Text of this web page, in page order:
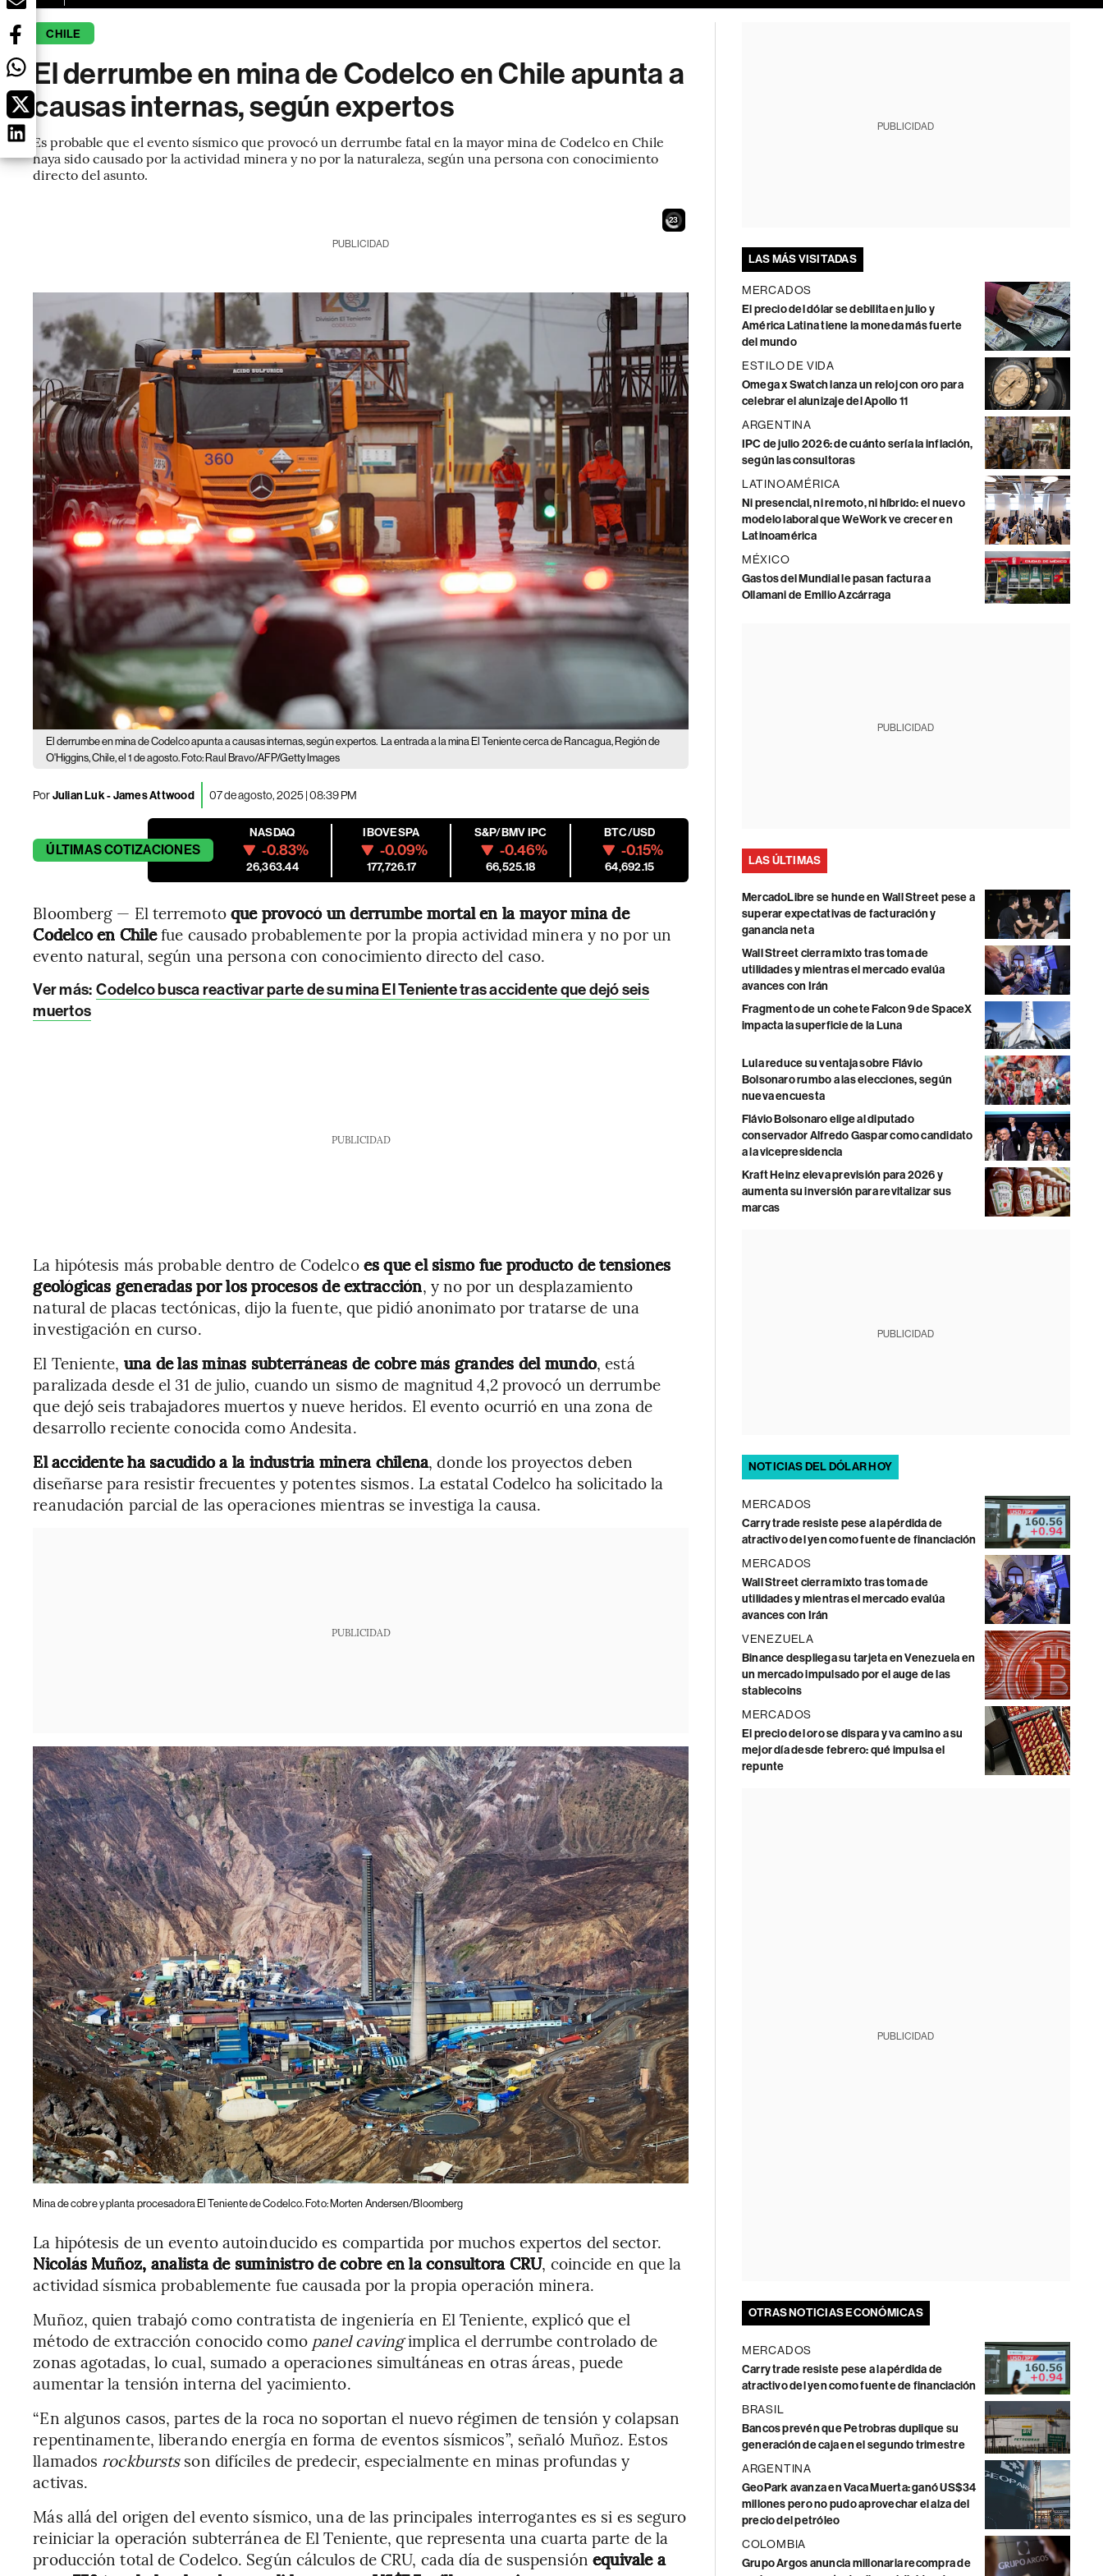
CHILE
El derrumbe en mina de Codelco en Chile apunta a
causas internas, según expertos
Es probable que el evento sísmico que provocó un derrumbe fatal en la mayor mina de Codelco en Chile
haya sido causado por la actividad minera y no por la naturaleza, según una persona con conocimiento
directo del asunto.
21
PUBLICIDAD
El derrumbe en mina de Codelco apunta a causas internas, según expertos. La entrada a la mina El Teniente cerca de Rancagua, Región de
O'Higgins, Chile, el 1 de agosto. Foto: Raul Bravo/AFP/Getty Images
PorJulian Luk - James Attwood 07 de agosto, 2025 | 08:39 PM
ÚLTIMASCOTIZACIONES
NASDAQ
-0.83%
26,363.44
IBOVESPA
-0.09%
177,726.17
S&P/BMV IPC
-0.46%
66,525.18
BTC/USD
-0.15%
64,692.15
Bloomberg — El terremotoque provocó un derrumbe mortal en la mayor mina de
Codelco en Chilefue causado probablemente por la propia actividad minera y no por un
evento natural, según una persona con conocimiento directo del caso.
Ver más: Codelco busca reactivar parte de su mina El Teniente tras accidente que dejó seis
muertos
PUBLICIDAD
La hipótesis más probable dentro de Codelcoes que el sismo fue producto de tensiones
geológicas generadas por los procesos de extracción, y no por un desplazamiento
natural de placas tectónicas, dijo la fuente, que pidió anonimato por tratarse de una
investigación en curso.
El Teniente, una de las minas subterráneas de cobre más grandes del mundo, está
paralizada desde el 31 de julio, cuando un sismo de magnitud 4,2 provocó un derrumbe
que dejó seis trabajadores muertos y nueve heridos. El evento ocurrió en una zona de
desarrollo reciente conocida como Andesita.
El accidente ha sacudido a la industria minera chilena, donde los proyectos deben
diseñarse para resistir frecuentes y potentes sismos. La estatal Codelco ha solicitado la
reanudación parcial de las operaciones mientras se investiga la causa.
PUBLICIDAD
Mina de cobre y planta procesadora El Teniente de Codelco. Foto: Morten Andersen/Bloomberg
La hipótesis de un evento autoinducido es compartida por muchos expertos del sector.
Nicolás Muñoz, analista de suministro de cobre en la consultora CRU, coincide en que la
actividad sísmica probablemente fue causada por la propia operación minera.
Muñoz, quien trabajó como contratista de ingeniería en El Teniente, explicó que el
método de extracción conocido como panel cavingimplica el derrumbe controlado de
zonas agotadas, lo cual, sumado a operaciones simultáneas en otras áreas, puede
aumentar la tensión interna del yacimiento.
“En algunos casos, partes de la roca no soportan el nuevo régimen de tensión y colapsan
repentinamente, liberando energía en forma de eventos sísmicos”, señaló Muñoz. Estos
llamados rockburstsson difíciles de predecir, especialmente en minas profundas y
activas.
Más allá del origen del evento sísmico, una de las principales interrogantes es si es seguro
reiniciar la operación subterránea de El Teniente, que representa una cuarta parte de la
producción total de Codelco. Según cálculos de CRU, cada día de suspensión equivale a
PUBLICIDAD
LAS MÁS VISITADAS
MERCADOS
El precio del dólar se debilita en julio y
América Latina tiene la moneda más fuerte
del mundo
ESTILO DE VIDA
Omega x Swatch lanza un reloj con oro para
celebrar el alunizaje del Apollo 11
ARGENTINA
IPC de julio 2026: de cuánto sería la inflación,
según las consultoras
LATINOAMÉRICA
Ni presencial, ni remoto, ni híbrido: el nuevo
modelo laboral que WeWork ve crecer en
Latinoamérica
MÉXICO
Gastos del Mundial le pasan factura a
Ollamani de Emilio Azcárraga
PUBLICIDAD
LAS ÚLTIMAS
MercadoLibre se hunde en Wall Street pese a
superar expectativas de facturación y
ganancia neta
Wall Street cierra mixto tras toma de
utilidades y mientras el mercado evalúa
avances con Irán
Fragmento de un cohete Falcon 9 de SpaceX
impacta la superficie de la Luna
Lula reduce su ventaja sobre Flávio
Bolsonaro rumbo a las elecciones, según
nueva encuesta
Flávio Bolsonaro elige al diputado
conservador Alfredo Gaspar como candidato
a la vicepresidencia
Kraft Heinz eleva previsión para 2026 y
aumenta su inversión para revitalizar sus
marcas
PUBLICIDAD
NOTICIAS DEL DÓLAR HOY
MERCADOS
Carry trade resiste pese a la pérdida de
atractivo del yen como fuente de financiación
MERCADOS
Wall Street cierra mixto tras toma de
utilidades y mientras el mercado evalúa
avances con Irán
VENEZUELA
Binance despliega su tarjeta en Venezuela en
un mercado impulsado por el auge de las
stablecoins
MERCADOS
El precio del oro se dispara y va camino a su
mejor día desde febrero: qué impulsa el
repunte
PUBLICIDAD
OTRAS NOTICIAS ECONÓMICAS
MERCADOS
Carry trade resiste pese a la pérdida de
atractivo del yen como fuente de financiación
BRASIL
Bancos prevén que Petrobras duplique su
generación de caja en el segundo trimestre
ARGENTINA
GeoPark avanza en Vaca Muerta: ganó US$34
millones pero no pudo aprovechar el alza del
precio del petróleo
COLOMBIA
Grupo Argos anuncia millonaria recompra de